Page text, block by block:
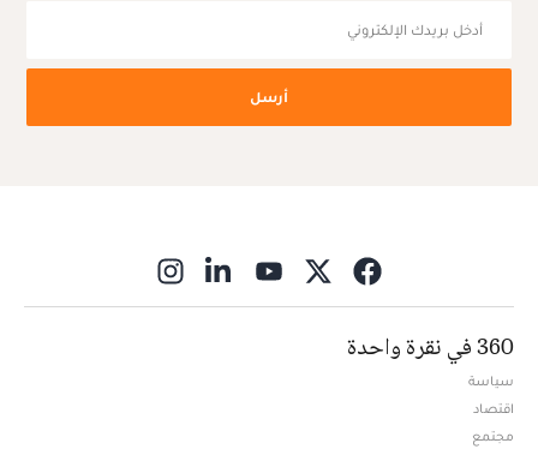
أرسل
360 في نقرة واحدة
سياسة
اقتصاد
مجتمع